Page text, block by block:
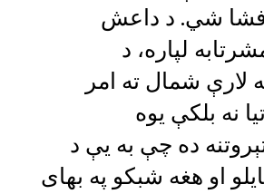
افشا شي. د داعش
لپاره، د
لارې شمال ته امر
نه بلکې یوه
ده چې به یې د
او هغه شبکو په بهای